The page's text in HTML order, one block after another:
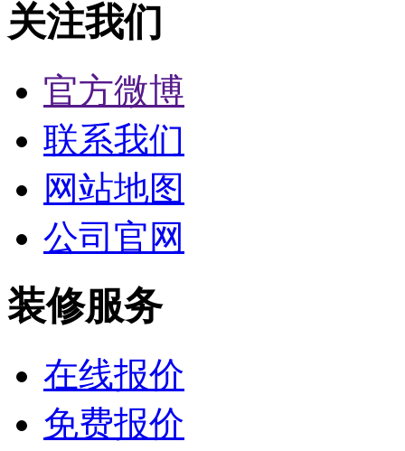
关注我们
官方微博
联系我们
网站地图
公司官网
装修服务
在线报价
免费报价